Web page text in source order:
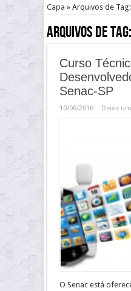
Capa » Arquivos de
Arquivos de Tag:
Curso
Senac-SP
10/06/2016 Deixe
O Senac está